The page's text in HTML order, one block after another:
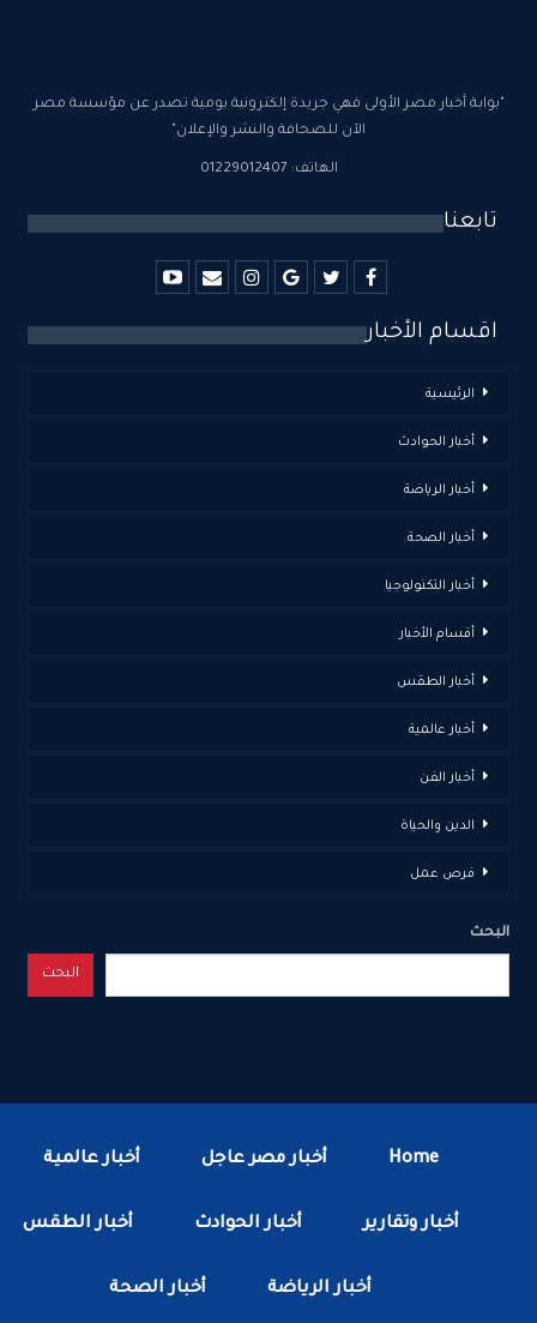
"بوابة أخبار مصر الأولى فهي جريدة إلكترونية يومية تصدر عن مؤسسة مصر
الآن للصحافة والنشر والإعلان"
الهاتف: 01229012407
تابعنا
اقسام الأخبار
الرئيسية
أخبار الحوادث
أخبار الرياضة
أخبار الصحة
أخبار التكنولوجيا
أقسام الأخبار
أخبار الطقس
أخبار عالمية
أخبار الفن
الدين والحياة
فرص عمل
البحث
البحث
Home أخبار مصر عاجل أخبار عالمية
أخبار وتقارير أخبار الحوادث أخبار الطقس
أخبار الرياضة أخبار الصحة